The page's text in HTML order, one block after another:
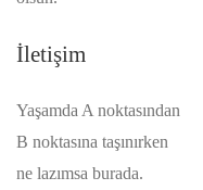
İletişim
Yaşamda A noktasından
B noktasına taşınırken
ne lazımsa burada.